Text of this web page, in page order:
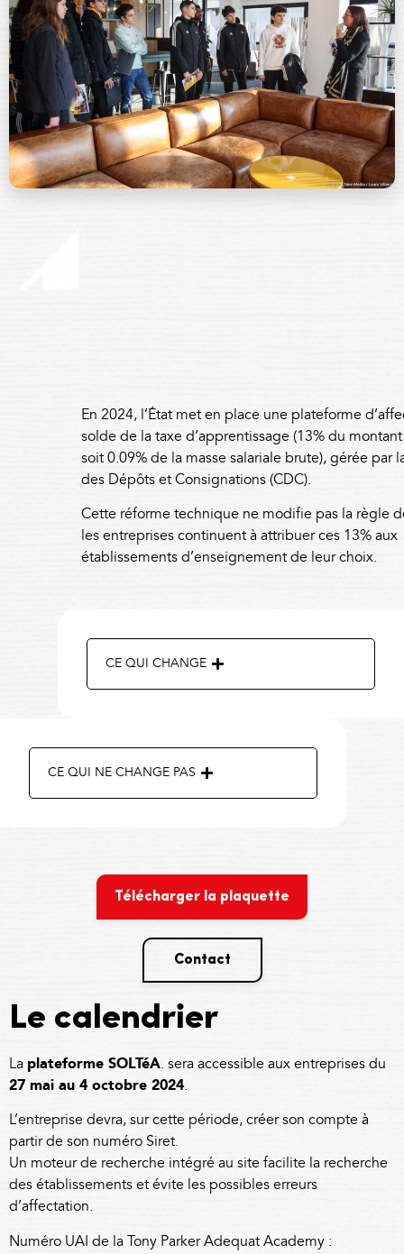
En 2024, l’État met en place une plateforme
solde de la taxe d’apprentissage (13% du
soit 0.09% de la masse salariale brute), gérée par
des Dépôts et Consignations (CDC).
Cette réforme technique ne modifie pas la règle
les entreprises continuent à attribuer ces 13% aux
établissements d’enseignement de leur choix.
CE QUI CHANGE
CE QUI NE CHANGE PAS
Télécharger la plaquette
Contact
Le calendrier
La plateforme SOLTéA. sera accessible aux entreprises du
27 mai au 4 octobre 2024.
L’entreprise devra, sur cette période, créer son compte à
partir de son numéro Siret.
Un moteur de recherche intégré au site facilite la recherche
des établissements et évite les possibles erreurs
d’affectation.
Numéro UAI de la Tony Parker Adequat Academy :